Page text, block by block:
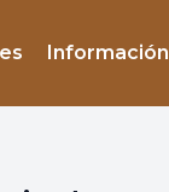
Información